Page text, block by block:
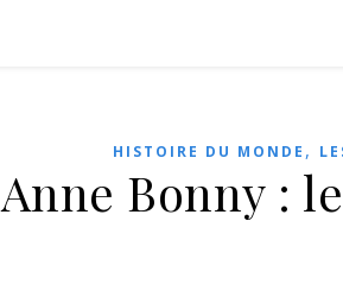
HISTOIRE DU MONDE ,
Anne Bonny :